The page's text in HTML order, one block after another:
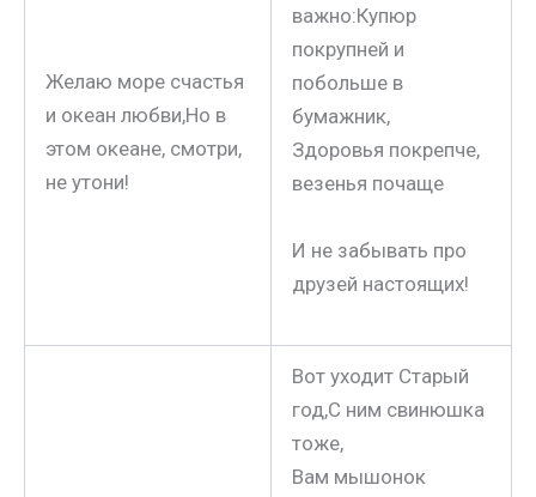
Желаю море счастья
и океан любви,Но в
этом океане, смотри,
не утони!
важно:Купюр
покрупней и
побольше в
бумажник,
Здоровья покрепче,
везенья почаще
И не забывать про
друзей настоящих!
Вот уходит Старый
год,С ним свинюшка
тоже,
Вам мышонок